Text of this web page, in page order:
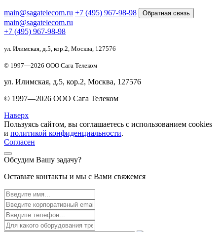
main@sagatelecom.ru +7 (495) 967-98-98 Обратная связь
main@sagatelecom.ru
+7 (495) 967-98-98
ул. Илимская, д.5, кор.2, Москва, 127576
© 1997—2026 ООО Сага Телеком
ул. Илимская, д.5, кор.2, Москва, 127576
© 1997—2026 ООО Сага Телеком
Наверх
Пользуясь сайтом, вы соглашаетесь с использованием cookies
и политикой конфиденциальности.
Согласен
Обсудим Вашу задачу?
Оставьте контакты и мы с Вами свяжемся